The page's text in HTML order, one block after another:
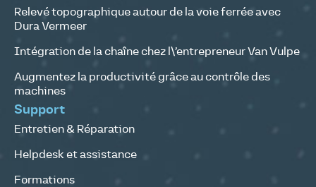
Relevé topographique autour de la voie ferrée avec
Dura Vermeer
Intégration de la chaîne chez l\’entrepreneur Van Vulpe
Augmentez la productivité grâce au contrôle des
machines
Support
Entretien & Réparation
Helpdesk et assistance
Formations